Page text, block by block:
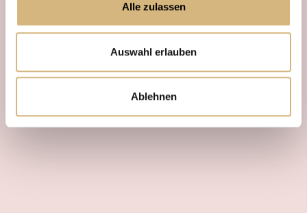
Alle zulassen
Auswahl erlauben
Ablehnen